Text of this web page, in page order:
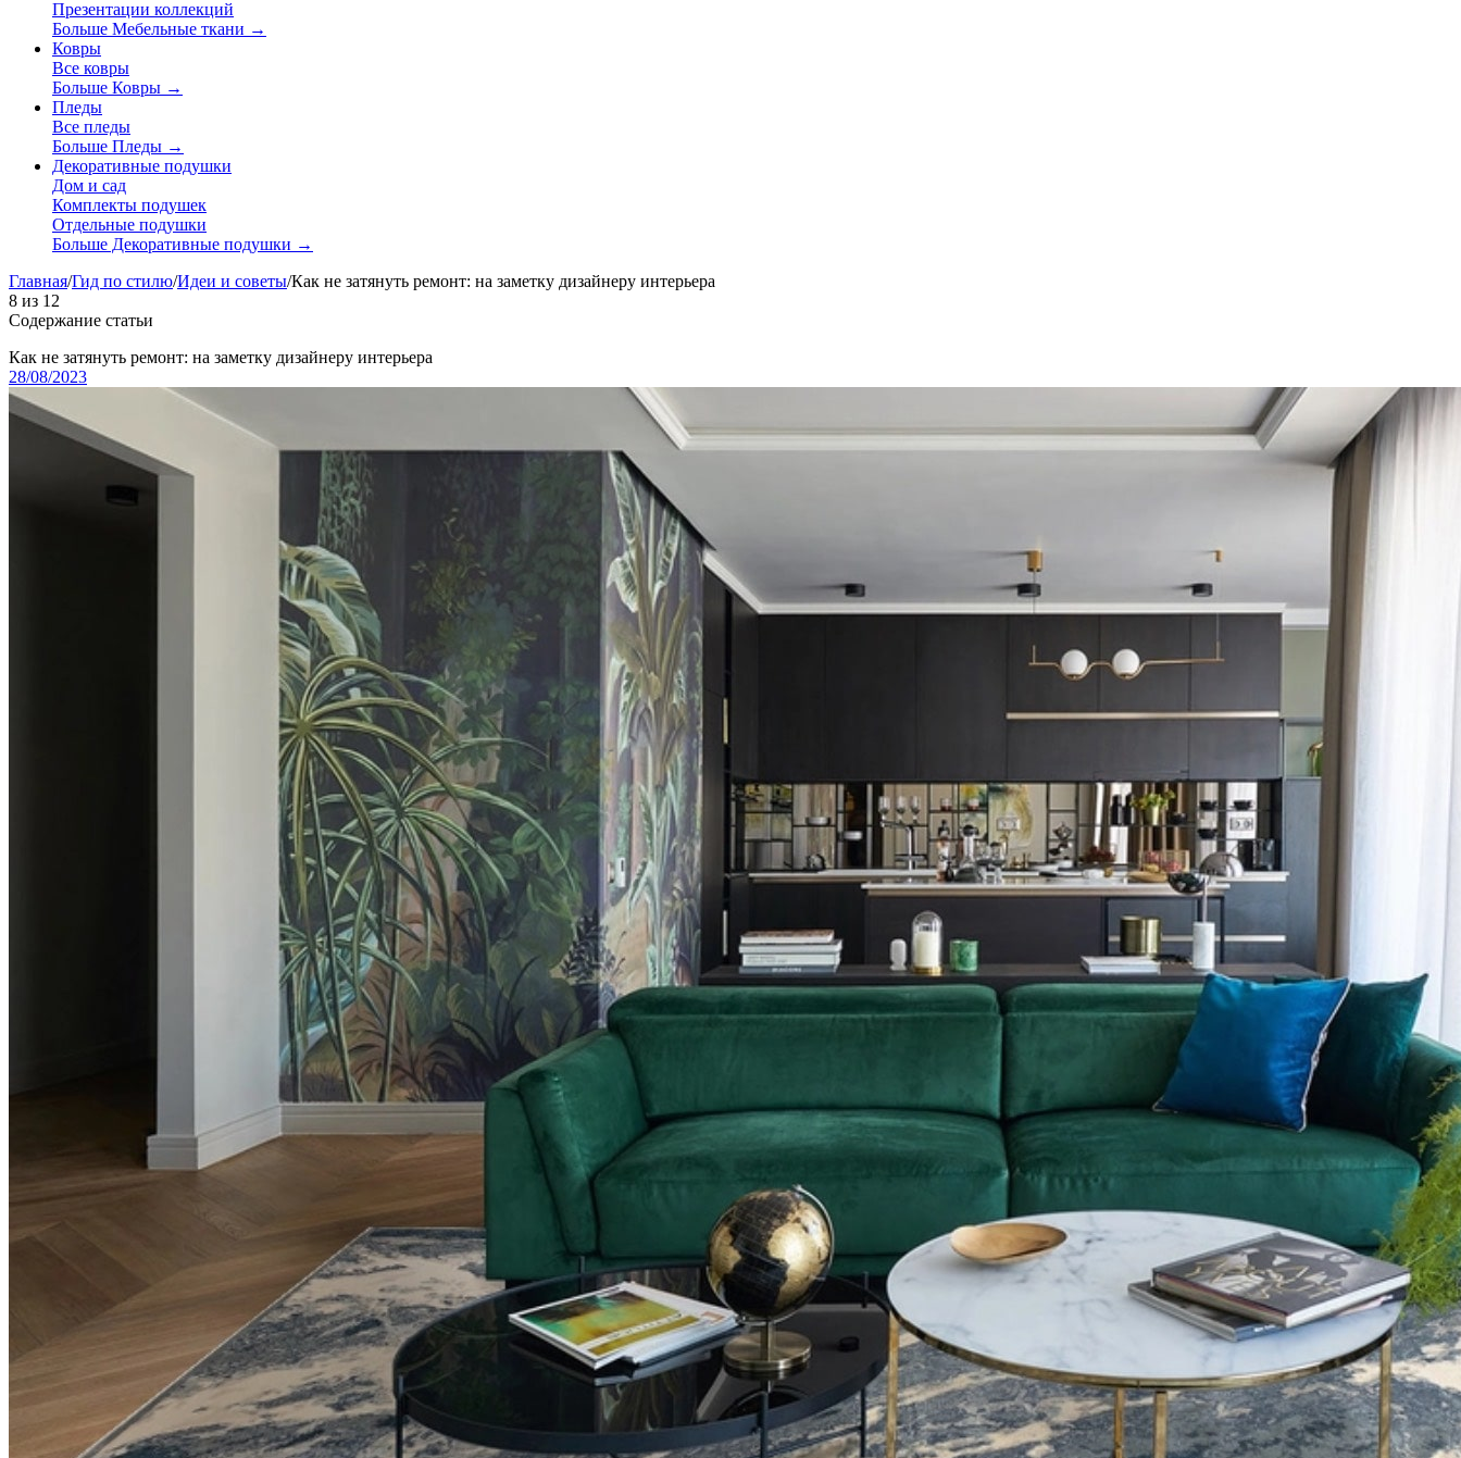
Презентации коллекций
Больше Мебельные ткани →
Ковры
Все ковры
Больше Ковры →
Пледы
Все пледы
Больше Пледы →
Декоративные подушки
Дом и сад
Комплекты подушек
Отдельные подушки
Больше Декоративные подушки →
Главная/Гид по стилю/Идеи и советы/Как не затянуть ремонт: на заметку дизайнеру интерьера
8 из 12
Содержание статьи
Как не затянуть ремонт: на заметку дизайнеру интерьера
28/08/2023